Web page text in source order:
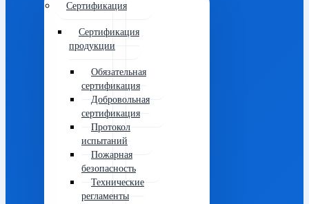
Сертификация
Сертификация
продукции
Обязательная
сертификация
Добровольная
сертификация
Протокол
испытаний
Пожарная
безопасность
Технические
регламенты